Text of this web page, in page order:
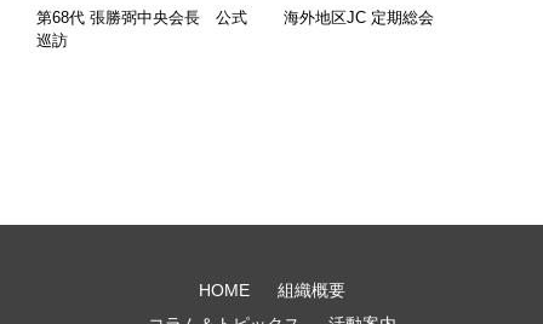
第68代 張勝弼中央会長 公式
巡訪
海外地区JC 定期総会
HOME
組織概要